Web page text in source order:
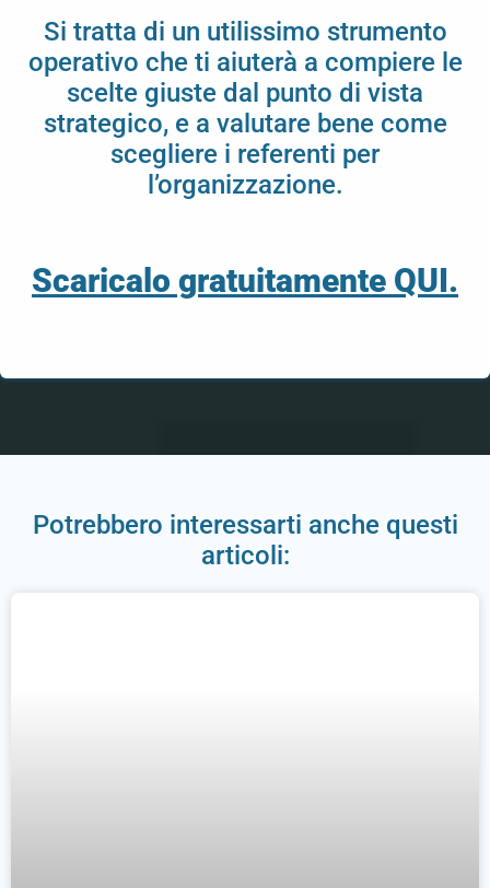
Si tratta di un utilissimo strumento
operativo che ti aiuterà a compiere le
scelte giuste dal punto di vista
strategico, e a valutare bene come
scegliere i referenti per
l’organizzazione.
Scaricalo gratuitamente QUI.
Potrebbero interessarti anche questi
articoli: